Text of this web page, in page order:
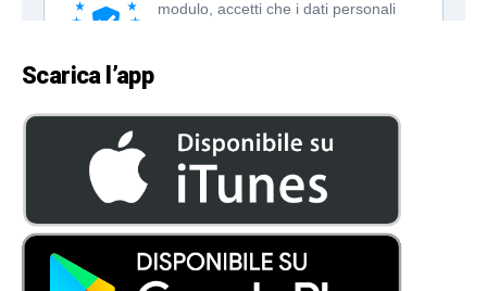
Scarica l’app